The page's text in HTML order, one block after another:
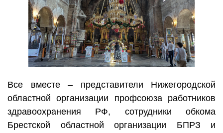
Все вместе – представители Нижегородской
областной организации профсоюза работников
здравоохранения РФ, сотрудники обкома
Брестской областной организации БПРЗ и